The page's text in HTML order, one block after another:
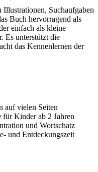
Suchaufgaben
Buch hervorragend als
einfach als kleine
Es unterstützt die
das Kennenlernen der
auf vielen Seiten
Kinder ab 2 Jahren
und Wortschatz
und Entdeckungszeit